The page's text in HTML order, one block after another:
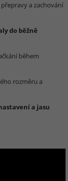
a zachování
do běžně
během
rozměru a
a jasu